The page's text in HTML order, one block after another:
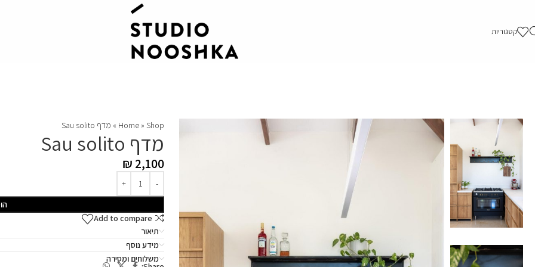
קטגוריות
Home » Shop
» מדף Sau solito
מדף Sau solito
₪ 2,100
Add to compare
תיאור
מידע נוסף
משלוחים ומסירה